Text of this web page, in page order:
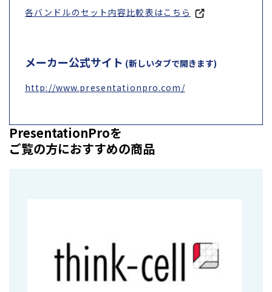
各バンドルのセット内容比較表はこちら
メーカー公式サイト (新しいタブで開きます)
http://www.presentationpro.com/
PresentationProを
ご覧の方におすすめの商品